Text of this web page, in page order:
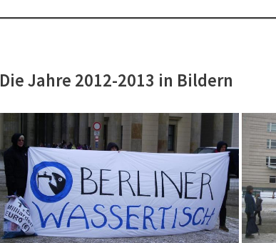
Die Jahre 2012-2013 in Bildern